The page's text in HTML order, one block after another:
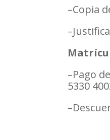
–Copia
–Pago
5330